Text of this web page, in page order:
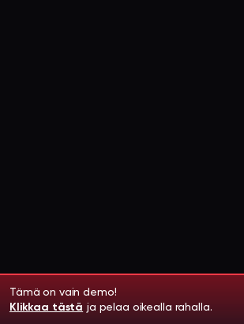
Tämä on vain demo!
Klikkaa tästä ja pelaa oikealla rahalla.